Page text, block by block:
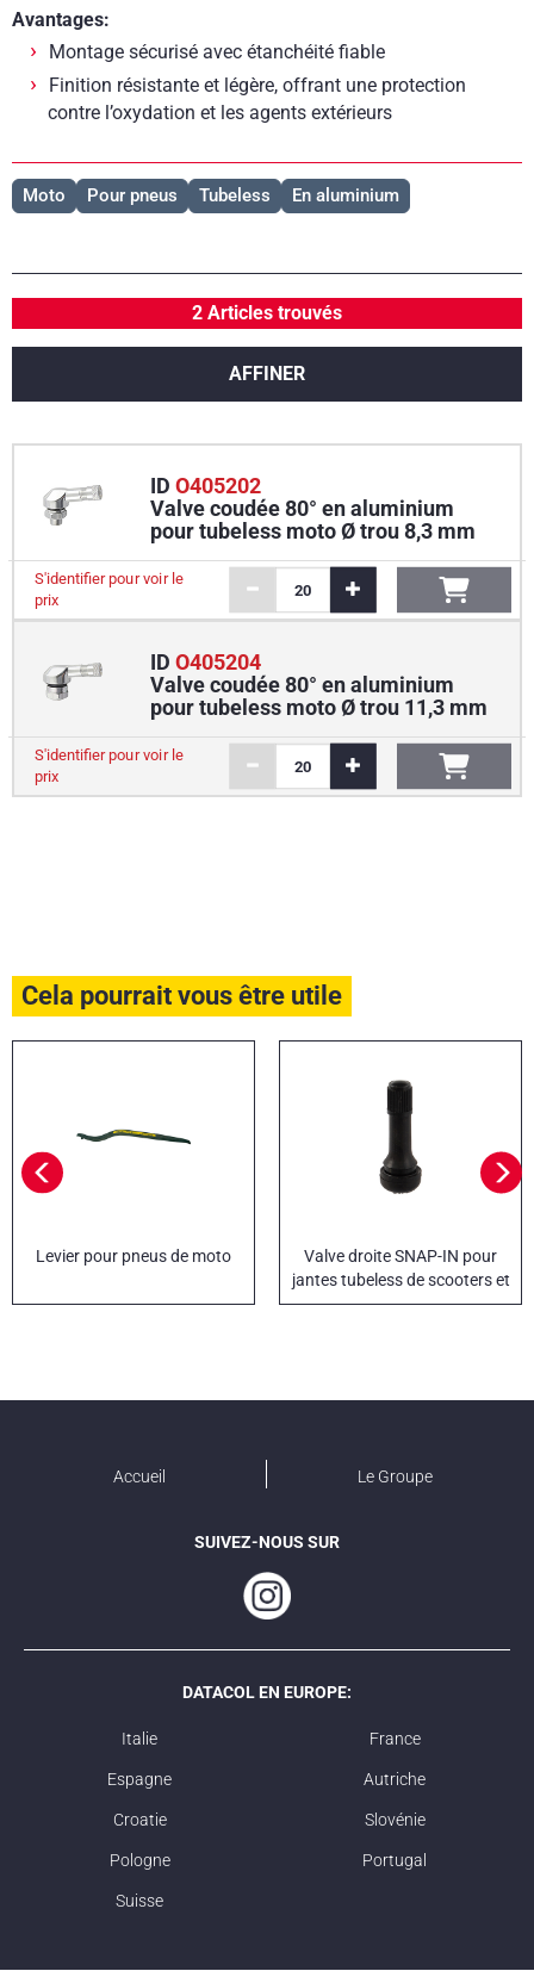
Avantages:
Montage sécurisé avec étanchéité fiable
Finition résistante et légère, offrant une protection
contre l’oxydation et les agents extérieurs
Moto Pour pneus Tubeless En aluminium
2 Articles trouvés
AFFINER
ID O405202
Valve coudée 80° en aluminium
pour tubeless moto Ø trou 8,3 mm
S'identifier pour voir le
prix
ID O405204
Valve coudée 80° en aluminium
pour tubeless moto Ø trou 11,3 mm
S'identifier pour voir le
prix
Cela pourrait vous être utile
Levier pour pneus de moto
Valve droite SNAP-IN pour
jantes tubeless de scooters et
motos
Accueil Le Groupe
SUIVEZ-NOUS SUR
DATACOL EN EUROPE:
Italie France
Espagne Autriche
Croatie Slovénie
Pologne Portugal
Suisse